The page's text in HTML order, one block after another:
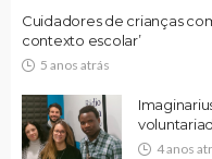
Cuidadores de crianças
contexto escolar’
5 anos atrás
4 anos